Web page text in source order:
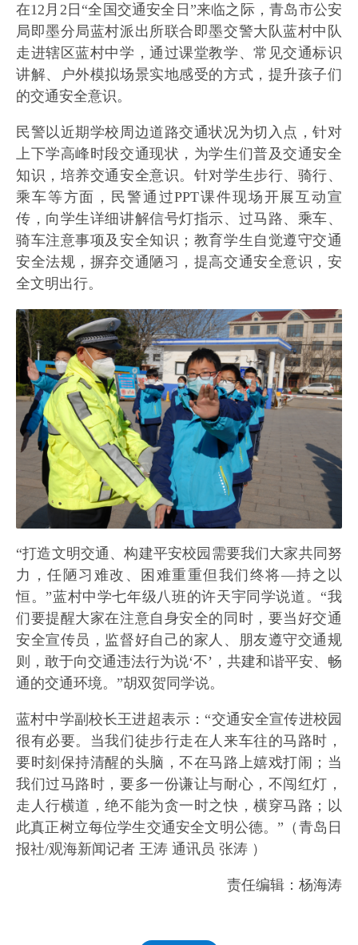
在12月2日“全国交通安全日”来临之际，青岛市公安
局即墨分局蓝村派出所联合即墨交警大队蓝村中队
走进辖区蓝村中学，通过课堂教学、常见交通标识
讲解、户外模拟场景实地感受的方式，提升孩子们
的交通安全意识。
民警以近期学校周边道路交通状况为切入点，针对
上下学高峰时段交通现状，为学生们普及交通安全
知识，培养交通安全意识。针对学生步行、骑行、
乘车等方面，民警通过PPT课件现场开展互动宣
传，向学生详细讲解信号灯指示、过马路、乘车、
骑车注意事项及安全知识；教育学生自觉遵守交通
安全法规，摒弃交通陋习，提高交通安全意识，安
全文明出行。
“打造文明交通、构建平安校园需要我们大家共同努
力，任陋习难改、困难重重但我们终将—持之以
恒。”蓝村中学七年级八班的许天宇同学说道。“我
们要提醒大家在注意自身安全的同时，要当好交通
安全宣传员，监督好自己的家人、朋友遵守交通规
则，敢于向交通违法行为说‘不’，共建和谐平安、畅
通的交通环境。”胡双贺同学说。
蓝村中学副校长王进超表示：“交通安全宣传进校园
很有必要。当我们徒步行走在人来车往的马路时，
要时刻保持清醒的头脑，不在马路上嬉戏打闹；当
我们过马路时，要多一份谦让与耐心，不闯红灯，
走人行横道，绝不能为贪一时之快，横穿马路；以
此真正树立每位学生交通安全文明公德。”（青岛日
报社/观海新闻记者 王涛 通讯员 张涛 ）
责任编辑：杨海涛